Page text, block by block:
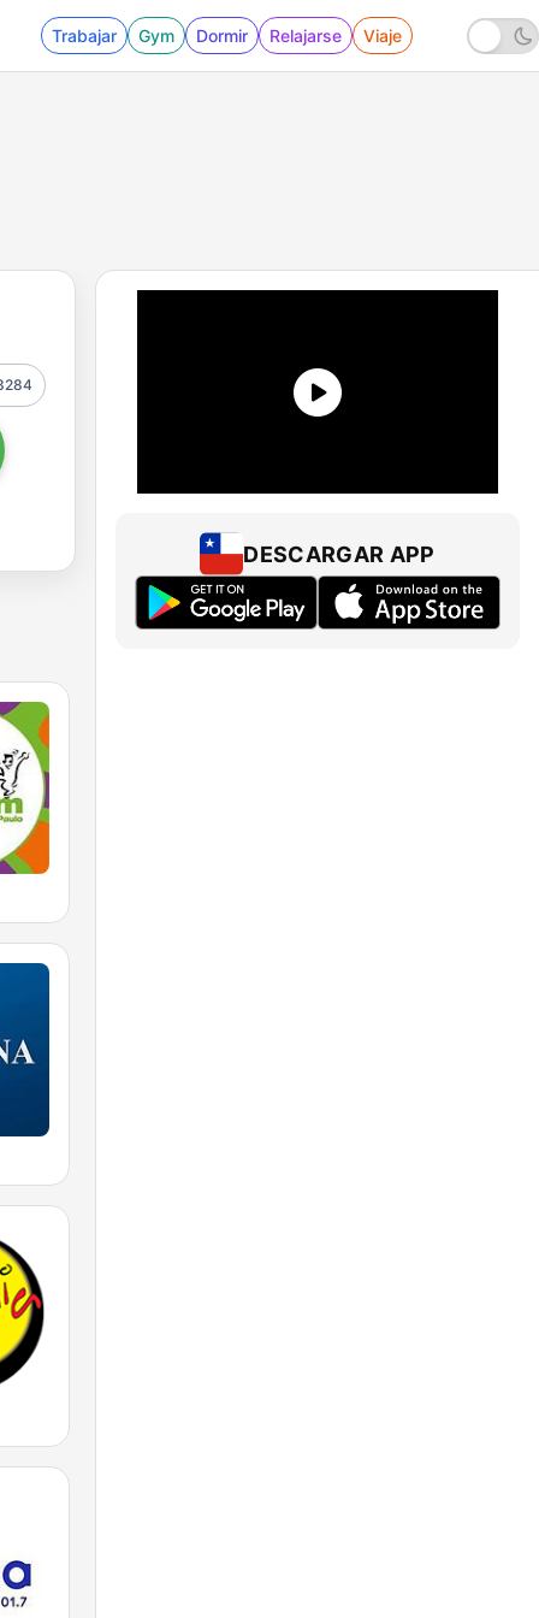
Trabajar Gym Dormir Relajarse Viaje
DESCARGAR APP